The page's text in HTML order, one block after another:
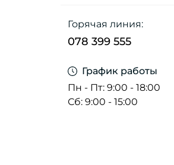
Горячая линия:
078 399 555
График работы
Пн - Пт: 9:00 - 18:00
Сб: 9:00 - 15:00